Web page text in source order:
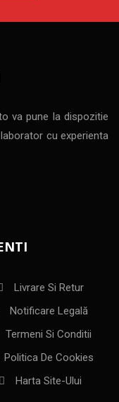
va pune la dispozitie
cu experienta
Livrare Si Retur
Notificare Legală
Termeni Si Conditii
Politica De Cookies
Harta Site-Ului